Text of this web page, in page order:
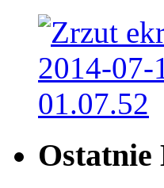
Ostatnie